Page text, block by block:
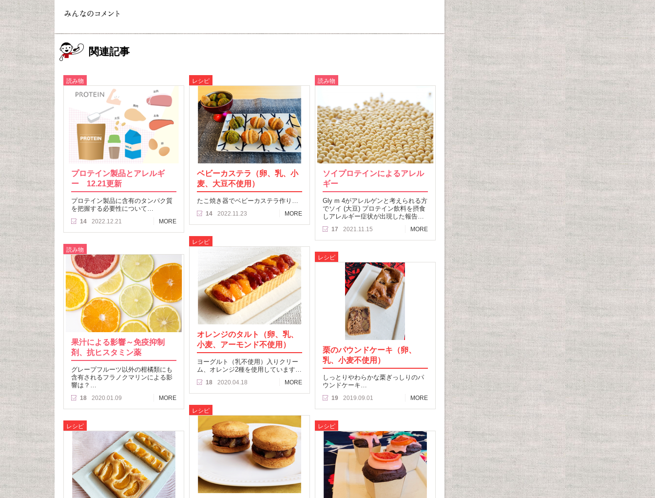
関連記事
読み物
プロテイン製品とアレルギ
ー 12.21更新
プロテイン製品に含有のタンパク質
を把握する必要性について…
14 2022.12.21 MORE
レシピ
ベビーカステラ（卵、乳、小
麦、大豆不使用）
たこ焼き器でベビーカステラ作り…
14 2022.11.23 MORE
読み物
ソイプロテインによるアレル
ギー
Gly m 4がアレルゲンと考えられる方
でソイ (大豆) プロテイン飲料を摂食
しアレルギー症状が出現した報告…
17 2021.11.15
MORE
レシピ
オレンジのタルト（卵、乳、
小麦、アーモンド不使用）
ヨーグルト（乳不使用）入りクリー
ム、オレンジ2種を使用しています…
18 2020.04.18 MORE
読み物
果汁による影響～免疫抑制
剤、抗ヒスタミン薬
グレープフルーツ以外の柑橘類にも
含有されるフラノクマリンによる影
響は？…
18 2020.01.09 MORE
レシピ
栗のパウンドケーキ（卵、
乳、小麦不使用）
しっとりやわらかな栗ぎっしりのパ
ウンドケーキ…
19 2019.09.01
MORE
レシピ
レシピ レシピ